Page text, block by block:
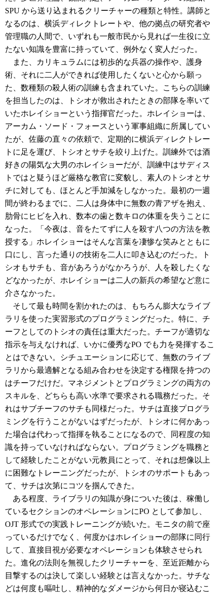
SPU から送り込まれるクリーチャーの種類と特性。講師と
なるのは、横浜ディレクトレートや、他の拠点の研究者や
管理職の人間で、いずれも一般市民から見れば一生役に立
たない知識を豊富に持っていて、例外なく変人だった。
また、カリキュラムには初歩的な兵器の操作や、護身
術、それに二人ができれば使用したくないと心から願っ
た、数種類の殺人術の訓練も含まれていた。こちらの訓練
を担当したのは、トシオが救出されたときの部隊を率いて
いたホレイショーという指揮官だった。ホレイショーは、
アーカム・ソード・フォースという軍事組織に所属してい
たが、佐藤の直々の依頼で、定期的に横浜ディレクトレー
トに足を運び、トシオとサチを絞り上げた。訓練外では酒
好きの陽気な大男のホレイショーだが、訓練中はサディス
トではと疑うほど厳格な教官に変貌し、素人のトシオとサ
チに対しても、ほとんど手加減をしなかった。最初の一週
間が終わるまでに、二人は身体中に無数の青アザを抱え、
肋骨にヒビを入れ、数本の歯と数キロの体重を失うことに
なった。「今夜は、音をたてずに人を殺す八つの方法を教
授する」ホレイショーはそんな言葉を凄惨な笑みとともに
口にし、言った通りの技術を二人に叩き込むのだった。ト
シオもサチも、音があろうがなかろうが、人を殺したくな
どなかったが、ホレイショーは二人の新兵の希望など意に
介さなかった。
そして最も時間を割かれたのは、もちろん膨大なライブ
ラリを使った実習形式のプログラミングだった。特に、チ
ーフとしてのトシオの責任は重大だった。チーフが適切な
指示を与えなければ、いかに優秀なPO でも力を発揮するこ
とはできない。シチュエーションに応じて、無数のライブ
ラリから最適解となる組み合わせを決定する権限を持つの
はチーフだけだ。マネジメントとプログラミングの両方の
スキルを、どちらも高い水準で要求される職務だった。そ
れはサブチーフのサチも同様だった。サチは直接プログラ
ミングを行うことがないはずだったが、トシオに何かあっ
た場合は代わって指揮を執ることになるので、同程度の知
識を持っていなければならない。プログラミングを職務と
して経験したことがない元教員にとって、それは想像以上
に困難なトレーニングだったが、トシオのサポートもあっ
て、サチは次第にコツを掴んできた。
ある程度、ライブラリの知識が身についた後は、稼働し
ているセクションのオペレーションにPO として参加し、
OJT 形式での実践トレーニングが続いた。モニタの前で座
っているだけでなく、何度かはホレイショーの部隊に同行
して、直接目視が必要なオペレーションも体験させられ
た。進化の法則を無視したクリーチャーを、至近距離から
目撃するのは決して楽しい経験とは言えなかった。サチな
どは何度も嘔吐し、精神的なダメージから何日か寝込むこ